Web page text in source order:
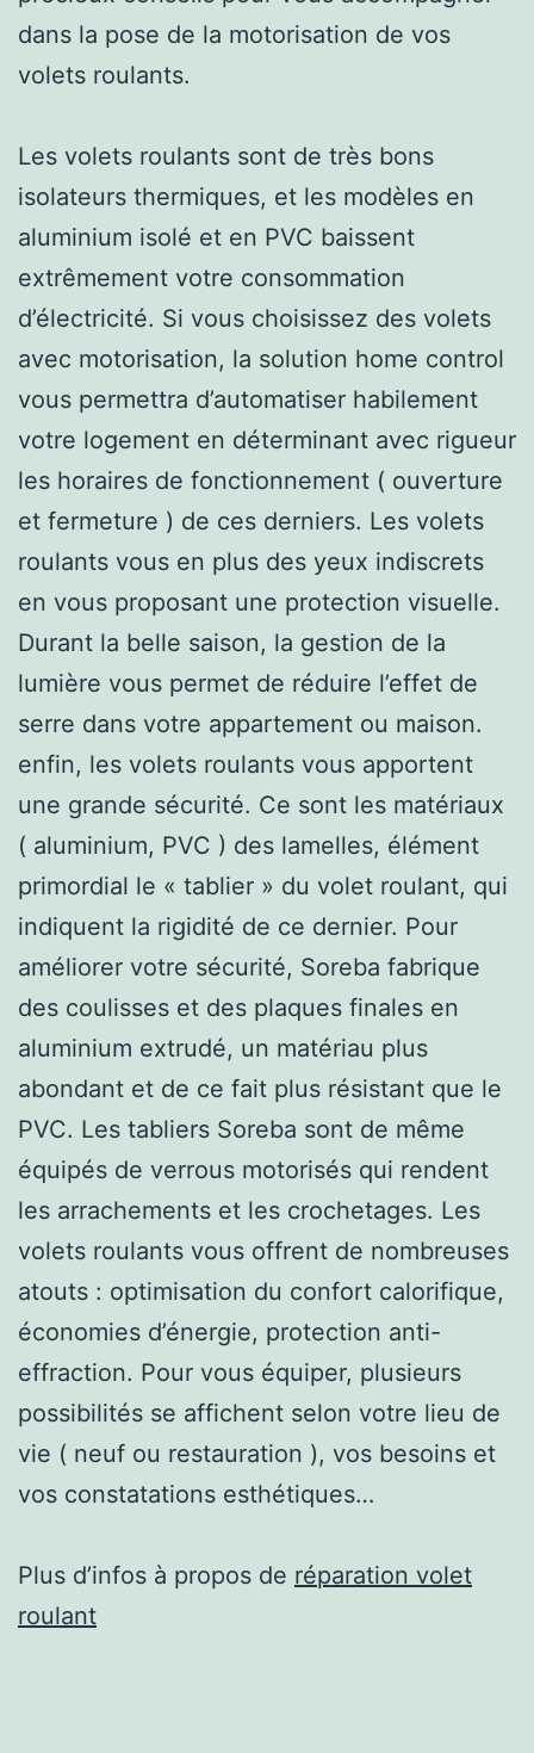
dans la pose de la motorisation de vos
volets roulants.
Les volets roulants sont de très bons
isolateurs thermiques, et les modèles en
aluminium isolé et en PVC baissent
extrêmement votre consommation
d’électricité. Si vous choisissez des volets
avec motorisation, la solution home control
vous permettra d’automatiser habilement
votre logement en déterminant avec rigueur
les horaires de fonctionnement ( ouverture
et fermeture ) de ces derniers. Les volets
roulants vous en plus des yeux indiscrets
en vous proposant une protection visuelle.
Durant la belle saison, la gestion de la
lumière vous permet de réduire l’effet de
serre dans votre appartement ou maison.
enfin, les volets roulants vous apportent
une grande sécurité. Ce sont les matériaux
( aluminium, PVC ) des lamelles, élément
primordial le « tablier » du volet roulant, qui
indiquent la rigidité de ce dernier. Pour
améliorer votre sécurité, Soreba fabrique
des coulisses et des plaques finales en
aluminium extrudé, un matériau plus
abondant et de ce fait plus résistant que le
PVC. Les tabliers Soreba sont de même
équipés de verrous motorisés qui rendent
les arrachements et les crochetages. Les
volets roulants vous offrent de nombreuses
atouts : optimisation du confort calorifique,
économies d’énergie, protection anti-
effraction. Pour vous équiper, plusieurs
possibilités se affichent selon votre lieu de
vie ( neuf ou restauration ), vos besoins et
vos constatations esthétiques…
Plus d’infos à propos de réparation volet
roulant